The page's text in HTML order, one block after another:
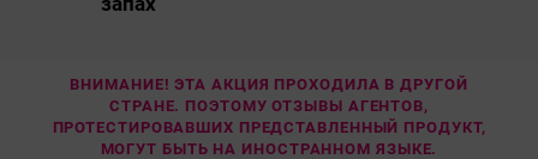
ВНИМАНИЕ! ЭТА АКЦИЯ ПРОХОДИЛА В ДРУГОЙ
СТРАНЕ. ПОЭТОМУ ОТЗЫВЫ АГЕНТОВ,
ПРОТЕСТИРОВАВШИХ ПРЕДСТАВЛЕННЫЙ ПРОДУКТ,
МОГУТ БЫТЬ НА ИНОСТРАННОМ ЯЗЫКЕ.